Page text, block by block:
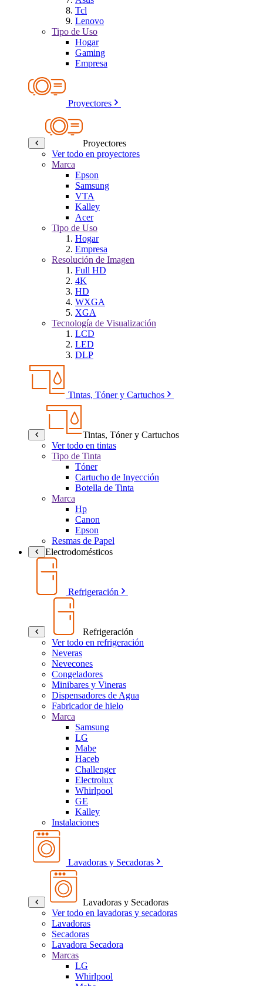
Tcl
Lenovo
Tipo de Uso
Hogar
Gaming
Empresa
Proyectores
Proyectores
Ver todo en proyectores
Marca
Epson
Samsung
VTA
Kalley
Acer
Tipo de Uso
Hogar
Empresa
Resolución de Imagen
Full HD
4K
HD
WXGA
XGA
Tecnología de Visualización
LCD
LED
DLP
Tintas, Tóner y Cartuchos
Tintas, Tóner y Cartuchos
Ver todo en tintas
Tipo de Tinta
Tóner
Cartucho de Inyección
Botella de Tinta
Marca
Hp
Canon
Epson
Resmas de Papel
Electrodomésticos
Refrigeración
Refrigeración
Ver todo en refrigeración
Neveras
Nevecones
Congeladores
Minibares y Vineras
Dispensadores de Agua
Fabricador de hielo
Marca
Samsung
LG
Mabe
Haceb
Challenger
Electrolux
Whirlpool
GE
Kalley
Instalaciones
Lavadoras y Secadoras
Lavadoras y Secadoras
Ver todo en lavadoras y secadoras
Lavadoras
Secadoras
Lavadora Secadora
Marcas
LG
Whirlpool